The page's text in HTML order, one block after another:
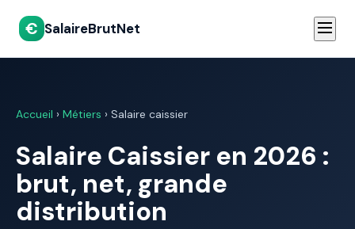
€ SalaireBrutNet
Accueil › Métiers › Salaire caissier
Salaire Caissier en 2026 :
brut, net, grande
distribution